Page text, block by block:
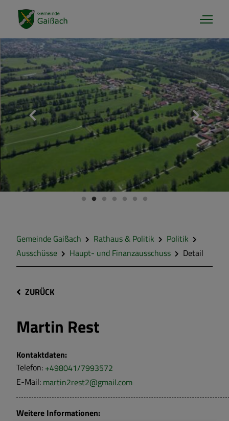
Gemeinde Gaißach Rathaus & Politik
Politik
Ausschüsse
Haupt- und Finanzausschuss Detail
ZURÜCK
Martin Rest
Kontaktdaten:
Telefon: +498041/7993572
E-Mail: martin2rest2@gmail.com
Weitere Informationen: